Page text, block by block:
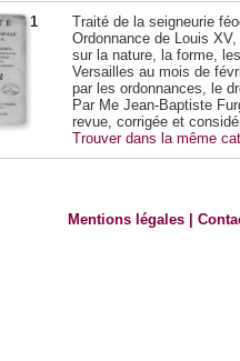
1
Traité de la seigneurie
Ordonnance de Louis
sur la nature, la forme,
Versailles au mois de
par les ordonnances, le
Par Me Jean-Baptiste
revue, corrigée et
Trouver dans la même
Mentions légales |